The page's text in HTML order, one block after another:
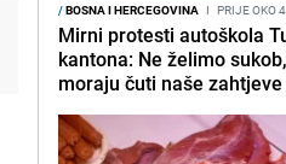
/BOSNA I HERCEGOVINA I PRIJE OKO
Mirni protesti autoškola
kantona: Ne želimo
moraju čuti naše zahtjeve